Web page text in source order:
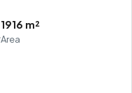
1916 m²
Area